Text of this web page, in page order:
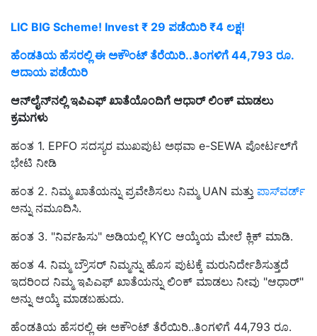
LIC BIG Scheme! Invest ₹ 29 ಪಡೆಯಿರಿ ₹4 ಲಕ್ಷ!
ಹೆಂಡತಿಯ ಹೆಸರಲ್ಲಿ ಈ ಅಕೌಂಟ್ ತೆರೆಯಿರಿ..ತಿಂಗಳಿಗೆ 44,793 ರೂ.
ಆದಾಯ ಪಡೆಯಿರಿ
ಆನ್‌ಲೈನ್‌ನಲ್ಲಿ ಇಪಿಎಫ್ ಖಾತೆಯೊಂದಿಗೆ ಆಧಾರ್ ಲಿಂಕ್ ಮಾಡಲು
ಕ್ರಮಗಳು
ಹಂತ 1. EPFO ಸದಸ್ಯರ ಮುಖಪುಟ ಅಥವಾ e-SEWA ಪೋರ್ಟಲ್‌ಗೆ
ಭೇಟಿ ನೀಡಿ
ಹಂತ 2. ನಿಮ್ಮ ಖಾತೆಯನ್ನು ಪ್ರವೇಶಿಸಲು ನಿಮ್ಮ UAN ಮತ್ತು ಪಾಸ್‌ವರ್ಡ್
ಅನ್ನು ನಮೂದಿಸಿ.
ಹಂತ 3. "ನಿರ್ವಹಿಸು" ಅಡಿಯಲ್ಲಿ KYC ಆಯ್ಕೆಯ ಮೇಲೆ ಕ್ಲಿಕ್ ಮಾಡಿ.
ಹಂತ 4. ನಿಮ್ಮ ಬ್ರೌಸರ್ ನಿಮ್ಮನ್ನು ಹೊಸ ಪುಟಕ್ಕೆ ಮರುನಿರ್ದೇಶಿಸುತ್ತದೆ
ಇದರಿಂದ ನಿಮ್ಮ ಇಪಿಎಫ್ ಖಾತೆಯನ್ನು ಲಿಂಕ್ ಮಾಡಲು ನೀವು "ಆಧಾರ್"
ಅನ್ನು ಆಯ್ಕೆ ಮಾಡಬಹುದು.
ಹೆಂಡತಿಯ ಹೆಸರಲ್ಲಿ ಈ ಅಕೌಂಟ್ ತೆರೆಯಿರಿ..ತಿಂಗಳಿಗೆ 44,793 ರೂ.